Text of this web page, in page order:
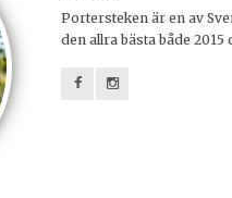
Portersteken är en av
den allra bästa både 2015